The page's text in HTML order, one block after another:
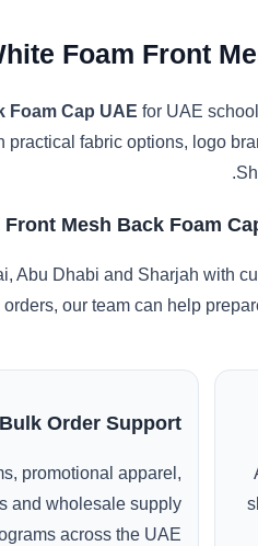
Foam Front
Foam Cap UAE for UAE
fabric options, logo
Mesh Back Foam
Abu Dhabi and Sharjah with
our team can help
Bulk Order Support
promotional apparel,
and wholesale supply
across the UAE.